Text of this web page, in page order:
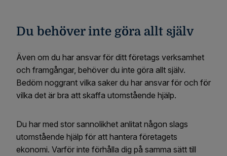
Du behöver inte göra allt själv
Även om du har ansvar för ditt företags verksamhet
och framgångar, behöver du inte göra allt själv.
Bedöm noggrant vilka saker du har ansvar för och för
vilka det är bra att skaffa utomstående hjälp.
Du har med stor sannolikhet anlitat någon slags
utomstående hjälp för att hantera företagets
ekonomi. Varför inte förhålla dig på samma sätt till